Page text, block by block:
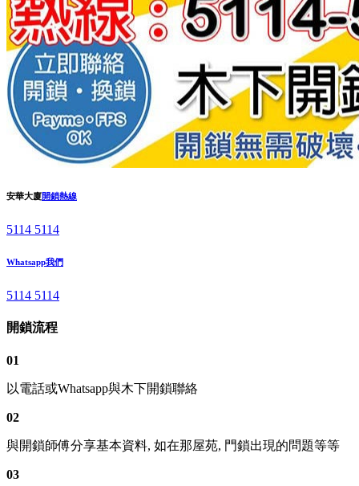
安華大廈開鎖熱線
5114 5114
Whatsapp我們
5114 5114
開鎖流程
01
以電話或Whatsapp與木下開鎖聯絡
02
與開鎖師傅分享基本資料, 如在那屋苑, 門鎖出現的問題等等
03